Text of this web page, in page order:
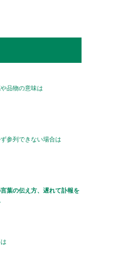
品物の意味は
参列できない場合は
葉の伝え方、遅れて訃報を